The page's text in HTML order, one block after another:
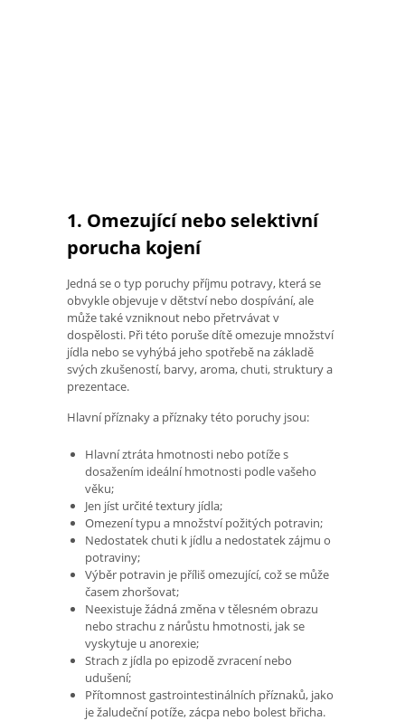
1. Omezující nebo selektivní
porucha kojení
Jedná se o typ poruchy příjmu potravy, která se
obvykle objevuje v dětství nebo dospívání, ale
může také vzniknout nebo přetrvávat v
dospělosti. Při této poruše dítě omezuje množství
jídla nebo se vyhýbá jeho spotřebě na základě
svých zkušeností, barvy, aroma, chuti, struktury a
prezentace.
Hlavní příznaky a příznaky této poruchy jsou:
Hlavní ztráta hmotnosti nebo potíže s
dosažením ideální hmotnosti podle vašeho
věku;
Jen jíst určité textury jídla;
Omezení typu a množství požitých potravin;
Nedostatek chuti k jídlu a nedostatek zájmu o
potraviny;
Výběr potravin je příliš omezující, což se může
časem zhoršovat;
Neexistuje žádná změna v tělesném obrazu
nebo strachu z nárůstu hmotnosti, jak se
vyskytuje u anorexie;
Strach z jídla po epizodě zvracení nebo
udušení;
Přítomnost gastrointestinálních příznaků, jako
je žaludeční potíže, zácpa nebo bolest břicha.